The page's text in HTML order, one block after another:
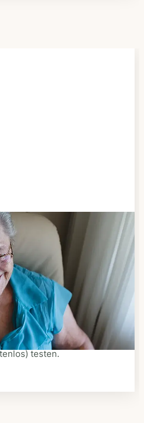
Speiseplan Ihres Anbieters
Bestellen Sie telefonisch,
Shop Ihres Anbieters.
bestellte Essen zum
Hause. Bei vielen
auf Rädern auch
testen.